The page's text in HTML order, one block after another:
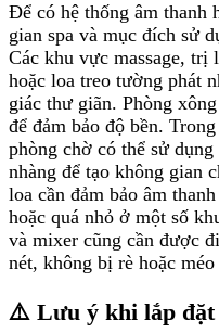
Để có hệ thống âm thanh
gian spa và mục đích sử
Các khu vực massage, trị
hoặc loa treo tường phát
giác thư giãn. Phòng
để đảm bảo độ bền.
phòng chờ có thể sử
nhàng để tạo không gian
loa cần đảm bảo âm
hoặc quá nhỏ ở một số
và mixer cũng cần được
nét, không bị rè hoặc
⚠️ Lưu ý khi lắp đặt